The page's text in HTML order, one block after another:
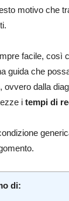
motivo che
facile, così
guida che
dalla
i tempi di
di: